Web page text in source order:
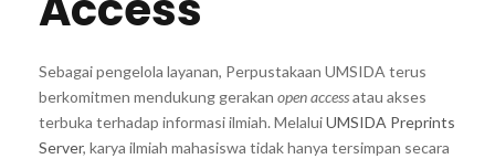
Sebagai pengelola layanan, Perpustakaan UMSIDA terus
berkomitmen mendukung gerakan open accessatau akses
terbuka terhadap informasi ilmiah. MelaluiUMSIDA Preprints
Server, karya ilmiah mahasiswa tidak hanya tersimpan secara